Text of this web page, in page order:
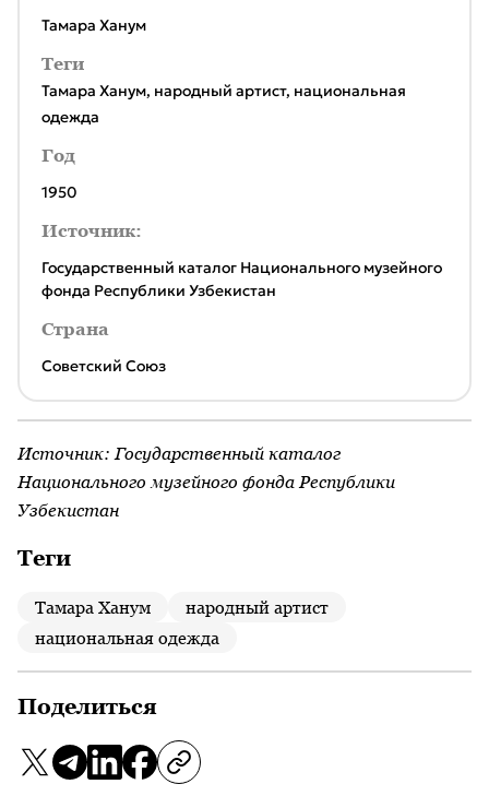
Тамара Ханум
Теги
Тамара Ханум, народный артист, национальная
одежда
Год
1950
Источник:
Государственный каталог Национального музейного
фонда Республики Узбекистан
Страна
Советский Союз
Источник: Государственный каталог
Национального музейного фонда Республики
Узбекистан
Теги
Тамара Ханум
народный артист
национальная одежда
Поделиться